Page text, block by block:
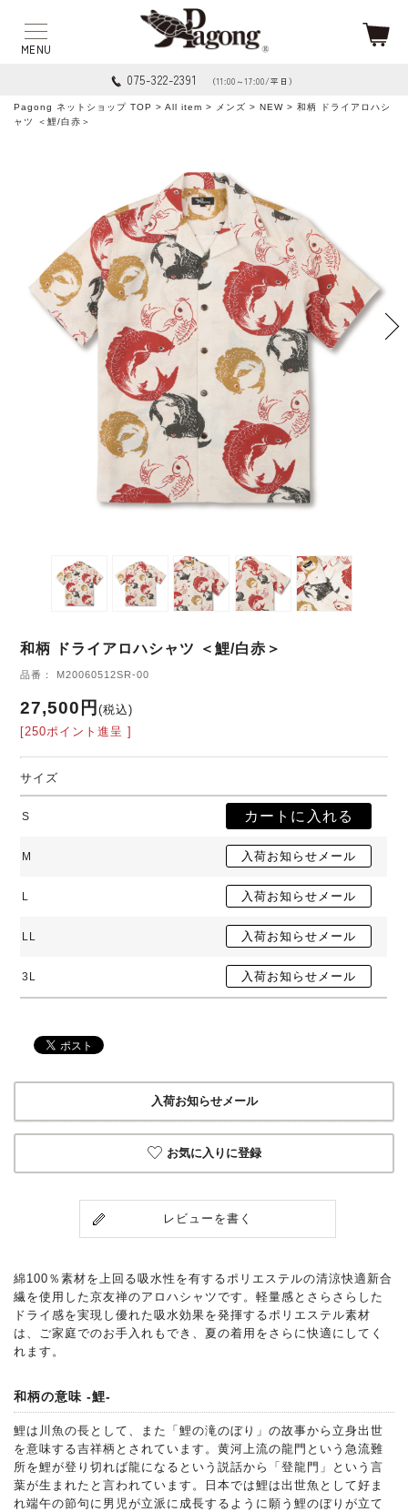
075-322-2391 （11:00～17:00/平日）
Pagong ネットショップ TOP > All item > メンズ > NEW > 和柄 ドライアロハシ
ャツ ＜鯉/白赤＞
和柄 ドライアロハシャツ ＜鯉/白赤＞
品番： M20060512SR-00
27,500円(税込)
[250ポイント進呈 ]
サイズ
S
M
L
LL
3L
入荷お知らせメール
お気に入りに登録
レビューを書く
綿100％素材を上回る吸水性を有するポリエステルの清涼快適新合
繊を使用した京友禅のアロハシャツです。軽量感とさらさらした
ドライ感を実現し優れた吸水効果を発揮するポリエステル素材
は、ご家庭でのお手入れもでき、夏の着用をさらに快適にしてく
れます。
和柄の意味 -鯉-
鯉は川魚の長として、また「鯉の滝のぼり」の故事から立身出世
を意味する吉祥柄とされています。黄河上流の龍門という急流難
所を鯉が登り切れば龍になるという説話から「登龍門」という言
葉が生まれたと言われています。日本では鯉は出世魚として好ま
れ端午の節句に男児が立派に成長するように願う鯉のぼりが立て